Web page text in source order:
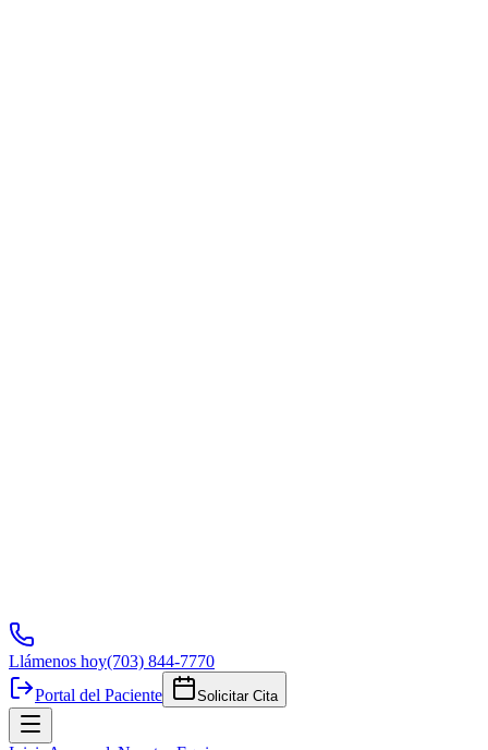
Llámenos hoy(703) 844-7770
Portal del Paciente
Solicitar Cita